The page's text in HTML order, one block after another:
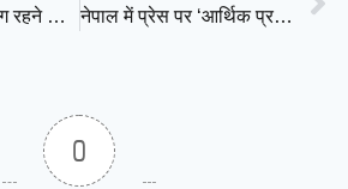
धोखेबाज़ बॉयफ्रेंड संग रहने की सलाह पर भड़कीं शक्ति मोहन, बोलीं – मैं बच्चा नहीं चाहती नेपाल में प्रेस पर ‘आर्थिक प्रहार’! सरकारी विज्ञापन बंदी से मीडिया की आवाज़ पर लगाम, गला घोंटने की तैयारी?
0